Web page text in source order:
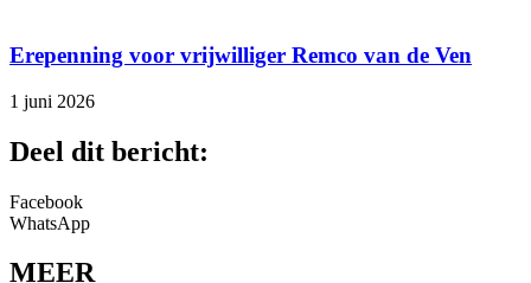
Erepenning voor vrijwilliger Remco van de Ven
1 juni 2026
Deel dit bericht:
Facebook
WhatsApp
MEER